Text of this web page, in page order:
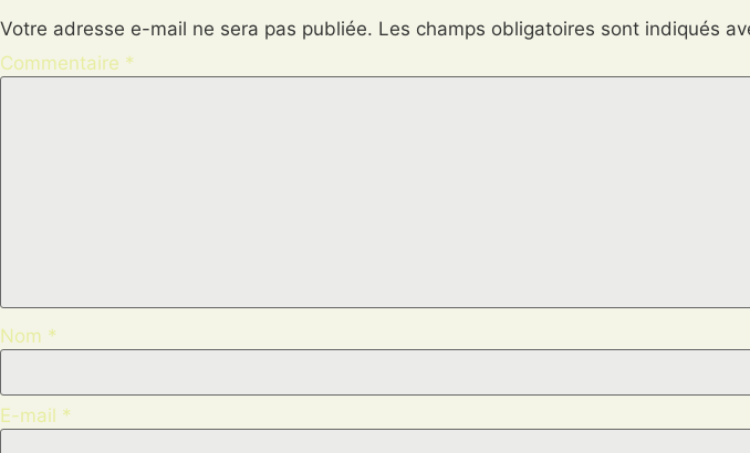
Votre adresse e-mail ne sera pas publiée. Les champs obligatoires sont indiqués
Commentaire *
Nom *
E-mail *